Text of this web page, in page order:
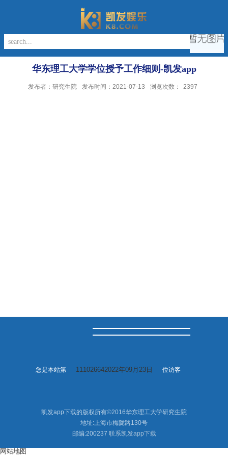
华东理工大学学位授予工作细则-凯发app
发布者：研究生院 发布时间：2021-07-13 浏览次数： 2397
您是本站第 111026642022年09月23日 位访客
凯发app下载的版权所有©2016华东理工大学研究生院
地址:上海市梅陇路130号
邮编:200237 联系凯发app下载
网站地图